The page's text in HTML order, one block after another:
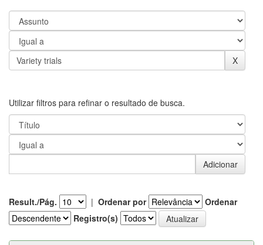
Utilizar filtros para refinar o resultado de busca.
Result./Pág. | Ordenar por
Ordenar
Registro(s)